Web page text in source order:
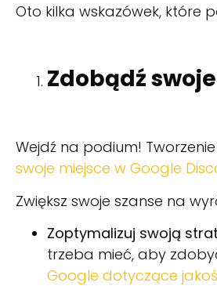
Oto kilka wskazówek, które
Zdobądź
Wejdź na podium!
swoje miejsce w Google
Zwiększ swoje szanse na
Zoptymalizuj swoją
trzeba mieć, aby
Google dotyczące